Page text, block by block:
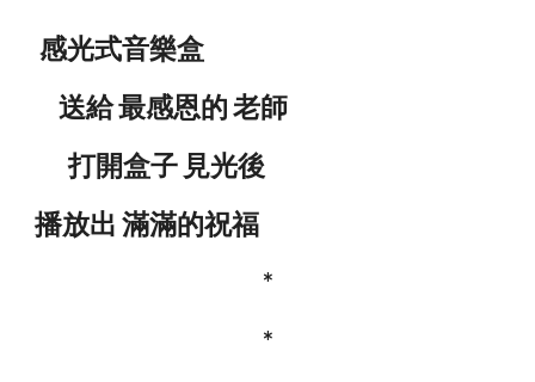
感光式音樂盒
送給 最感恩的 老師
打開盒子 見光後
播放出 滿滿的祝福
*
*